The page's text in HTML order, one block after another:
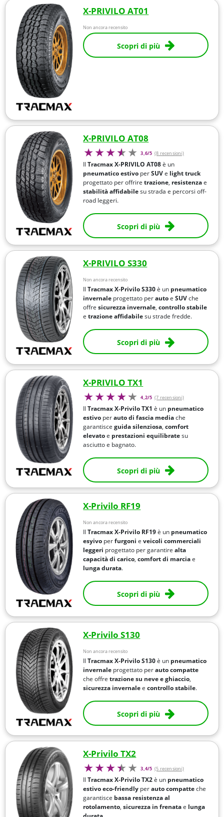
X-PRIVILO AT01
Non ancora recensito
Scopri di più
X-PRIVILO AT08
3,6/5 (8 recensioni)
IlTracmax X-PRIVILO AT08è un
pneumatico estivo perSUVe light truck
progettato per offriretrazione, resistenzae
stabilità affidabilesu strada e percorsi off-
road leggeri.
Scopri di più
X-PRIVILO S330
Non ancora recensito
IlTracmax X-Privilo S330è un pneumatico
invernale progettato perautoeSUVche
offresicurezza invernale,controllo stabile
etrazione affidabilesu strade fredde.
Scopri di più
X-PRIVILO TX1
4,2/5 (7 recensioni)
IlTracmax X-Privilo TX1 è un pneumatico
estivo perauto di fascia mediache
garantisceguida silenziosa,comfort
elevatoe prestazioni equilibratesu
asciutto e bagnato.
Scopri di più
X-Privilo RF19
Non ancora recensito
IlTracmax X-Privilo RF19è un pneumatico
esyivo perfurgoni eveicoli commerciali
leggeri progettato per garantirealta
capacità di carico,comfort di marciae
lunga durata.
Scopri di più
X-Privilo S130
Non ancora recensito
IlTracmax X-Privilo S130è un pneumatico
invernale progettato perauto compatte
che offretrazione su neve e ghiaccio,
sicurezza invernaleecontrollo stabile.
Scopri di più
X-Privilo TX2
3,4/5 (5 recensioni)
IlTracmax X-Privilo TX2è un pneumatico
estivo eco-friendly perauto compatteche
garantisce bassa resistenza al
rotolamento,sicurezza in frenatae lunga